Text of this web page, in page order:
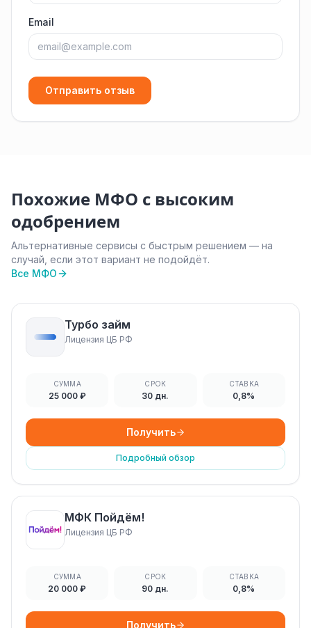
Email
Отправить отзыв
Похожие МФО с высоким
одобрением
Альтернативные сервисы с быстрым решением — на
случай, если этот вариант не подойдёт.
Все МФО
Турбо займ
Лицензия ЦБ РФ
СУММА
25 000 ₽
СРОК
30 дн.
СТАВКА
0,8%
Получить
Подробный обзор
МФК Пойдём!
Лицензия ЦБ РФ
СУММА
20 000 ₽
СРОК
90 дн.
СТАВКА
0,8%
Получить